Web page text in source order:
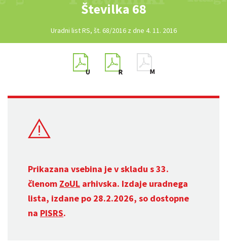
Številka 68
Uradni list RS, št. 68/2016 z dne 4. 11. 2016
Prikazana vsebina je v skladu s 33.
členom ZoUL arhivska. Izdaje uradnega
lista, izdane po 28.2.2026, so dostopne
na PISRS.